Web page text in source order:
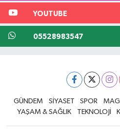
YOUTUBE
05528983547
GÜNDEM SİYASET SPOR
YAŞAM & SAĞLIK
TEKNOLOJİ